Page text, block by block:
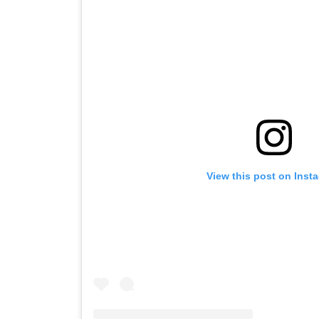
View this post on